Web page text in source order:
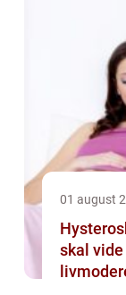
01 august
skal